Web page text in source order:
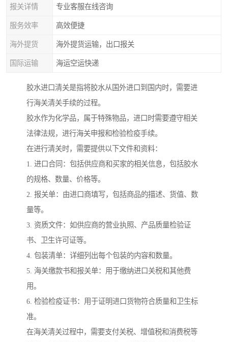
报关详情 专业客服在线咨询
服务效率 高效便捷
海外提货 海外提货运输，出口报关
国际运输 海运空运快递
胶水进口清关是指将胶水从国外进口到国内时，需要进
行海关清关手续的过程。
胶水作为化学品，属于特殊物品，进口时需要遵守相关
法律法规，进行海关申报和检验检疫手续。
在进行清关时，需要提供以下文件和资料：
1. 进口合同：包括供应商和买家的相关信息，包括胶水
的规格、数量、价格等。
2. 报关单：由进口商填写，包括商品的描述、货值、数
量等。
3. 资质文件：如供应商的营业执照、产品质量检验证
书、卫生许可证等。
4. 包装清单：详细列出每个包装的内容和数量。
5. 海关缴款书和报关单：用于缴纳进口关税和其他费
用。
6. 检验检疫证书：用于证明进口货物符合质量和卫生标
准。
在海关清关过程中，需要支付关税、增值税和消费税等